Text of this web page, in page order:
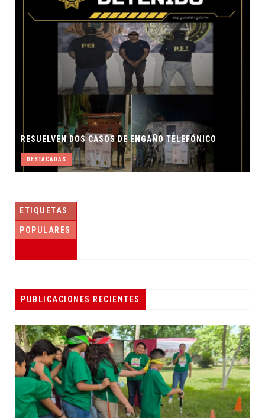
ETIQUETAS
POPULARES
PUBLICACIONES RECIENTES
PESCADORES RECIBEN EQUIPO DE
RADIOCOMUNICACIÓN